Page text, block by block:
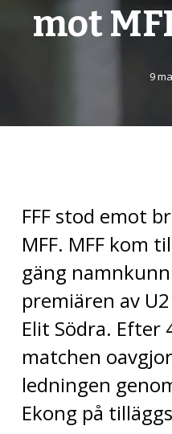
mot
9
FFF stod emot
MFF. MFF kom
gäng
premiären av
Elit Södra.
matchen
ledningen
Ekong på